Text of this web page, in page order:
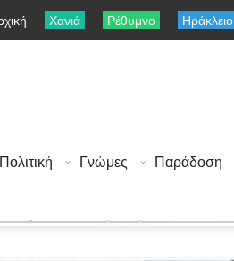
Χανιά Ρέθυμνο Ηράκλειο
Πολιτική Γνώμες Παράδοση